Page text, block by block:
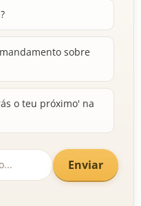
sobre
o teu próximo' na
Enviar